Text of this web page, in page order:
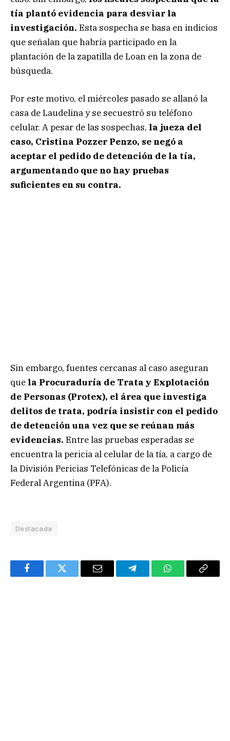
tía plantó evidencia para desviar la
investigación. Esta sospecha se basa en indicios
que señalan que habría participado en la
plantación de la zapatilla de Loan en la zona de
búsqueda.
Por este motivo, el miércoles pasado se allanó la
casa de Laudelina y se secuestró su teléfono
celular. A pesar de las sospechas, la jueza del
caso, Cristina Pozzer Penzo, se negó a
aceptar el pedido de detención de la tía,
argumentando que no hay pruebas
suficientes en su contra.
Sin embargo, fuentes cercanas al caso aseguran
que la Procuraduría de Trata y Explotación
de Personas (Protex), el área que investiga
delitos de trata, podría insistir con el pedido
de detención una vez que se reúnan más
evidencias. Entre las pruebas esperadas se
encuentra la pericia al celular de la tía, a cargo de
la División Pericias Telefónicas de la Policía
Federal Argentina (PFA).
Destacada
FacebookTwitter Email TelegramWhatsAppCopy